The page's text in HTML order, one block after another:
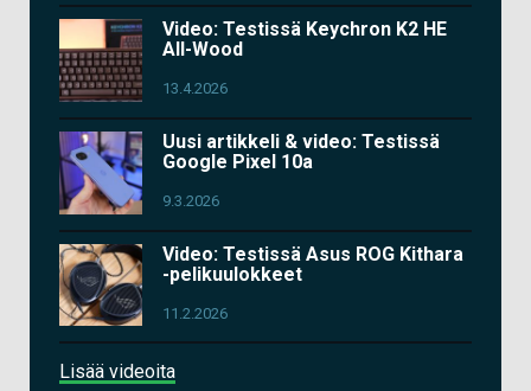
Video: Testissä Keychron K2 HE
All-Wood
13.4.2026
Uusi artikkeli & video: Testissä
Google Pixel 10a
9.3.2026
Video: Testissä Asus ROG Kithara
-pelikuulokkeet
11.2.2026
Lisää videoita